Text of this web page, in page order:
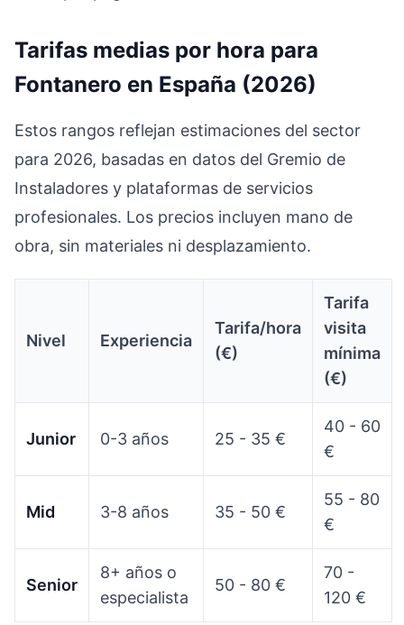
Tarifas medias por hora para
Fontanero en España (2026)
Estos rangos reflejan estimaciones del sector
para 2026, basadas en datos del Gremio de
Instaladores y plataformas de servicios
profesionales. Los precios incluyen mano de
obra, sin materiales ni desplazamiento.
Nivel Experiencia
Tarifa/hora
(€)
Tarifa
visita
mínima
(€)
Junior 0-3 años 25 - 35 €
40 - 60
€
Mid 3-8 años 35 - 50 €
55 - 80
€
Senior
8+ años o
especialista
50 - 80 €
70 -
120 €